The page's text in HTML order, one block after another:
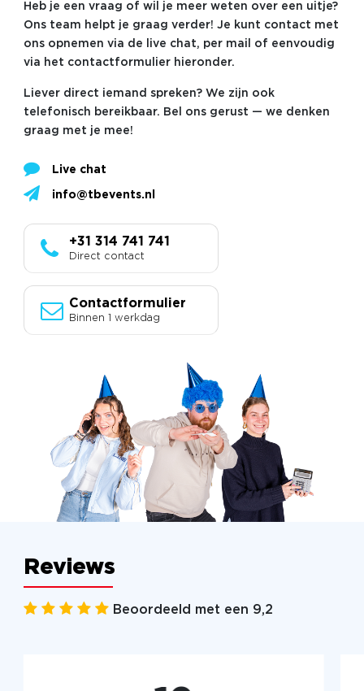
Heb je een vraag of wil je meer weten over een uitje?
Ons team helpt je graag verder! Je kunt contact met
ons opnemen via de live chat, per mail of eenvoudig
via het contactformulier hieronder.
Liever direct iemand spreken? We zijn ook
telefonisch bereikbaar. Bel ons gerust — we denken
graag met je mee!
Live chat
info@tbevents.nl
+31 314 741 741
Direct contact
Contactformulier
Binnen 1 werkdag
Reviews
Beoordeeld met een 9,2